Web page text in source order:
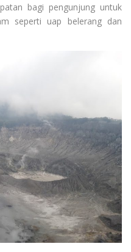
bagi pengunjung untuk
seperti uap belerang dan